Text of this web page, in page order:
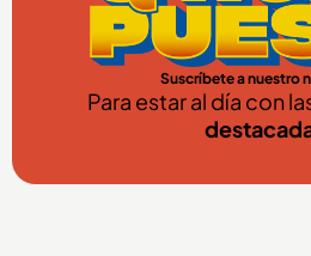
Suscríbete a nuestro
Para estar al día con